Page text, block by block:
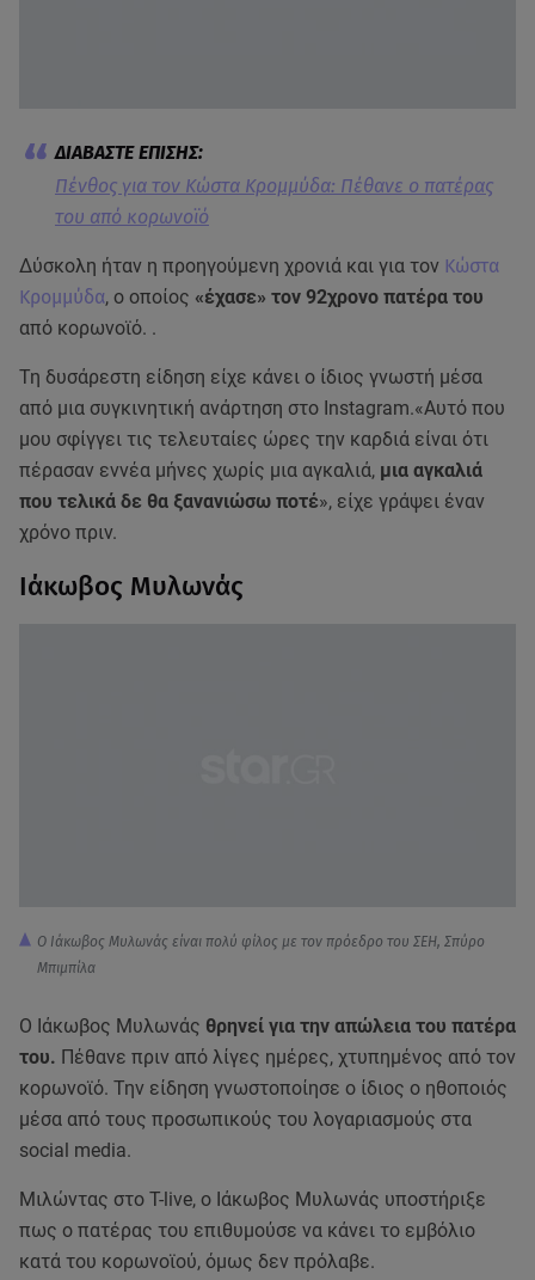
Πένθος για τον Κώστα Κρομμύδα: Πέθανε ο πατέρας
του από κορωνοϊό
Δύσκολη ήταν η προηγούμενη χρονιά και για τον Κώστα
Κρομμύδα, ο οποίος «έχασε» τον 92χρονο πατέρα του
από κορωνοϊό. .
Τη δυσάρεστη είδηση είχε κάνει ο ίδιος γνωστή μέσα
από μια συγκινητική ανάρτηση στο Instagram.«Αυτό που
μου σφίγγει τις τελευταίες ώρες την καρδιά είναι ότι
πέρασαν εννέα μήνες χωρίς μια αγκαλιά, μια αγκαλιά
που τελικά δε θα ξανανιώσω ποτέ», είχε γράψει έναν
χρόνο πριν.
Ιάκωβος Μυλωνάς
Ο Ιάκωβος Μυλωνάς είναι πολύ φίλος με τον πρόεδρο του ΣΕΗ, Σπύρο
Μπιμπίλα
Ο Ιάκωβος Μυλωνάς θρηνεί για την απώλεια του πατέρα
του. Πέθανε πριν από λίγες ημέρες, χτυπημένος από τον
κορωνοϊό. Την είδηση γνωστοποίησε ο ίδιος ο ηθοποιός
μέσα από τους προσωπικούς του λογαριασμούς στα
social media.
Μιλώντας στο T-live, ο Ιάκωβος Μυλωνάς υποστήριξε
πως ο πατέρας του επιθυμούσε να κάνει το εμβόλιο
κατά του κορωνοϊού, όμως δεν πρόλαβε.